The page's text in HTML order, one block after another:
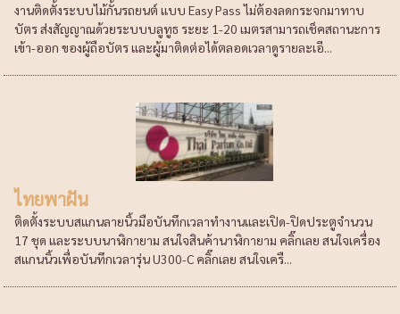
งานติดตั้งระบบไม้กั้นรถยนต์ แบบ Easy Pass ไม่ต้องลดกระจกมาทาบ
บัตร ส่งสัญญาณด้วยระบบบลูทูธ ระยะ 1-20 เมตรสามารถเช็คสถานะการ
เข้า-ออก ของผู้ถือบัตร และผู้มาติดต่อได้ตลอดเวลาดูรายละเอี...
ไทยพาฝัน
ติดตั้งระบบสแกนลายนิ้วมือบันทึกเวลาทำงานและเปิด-ปิดประตูจำนวน
17 ชุด และระบบนาฬิกายาม สนใจสินค้านาฬิกายาม คลิ๊กเลย สนใจเครื่อง
สแกนนิ้วเพื่อบันทึกเวลารุ่น U300-C คลิ๊กเลย สนใจเครื...